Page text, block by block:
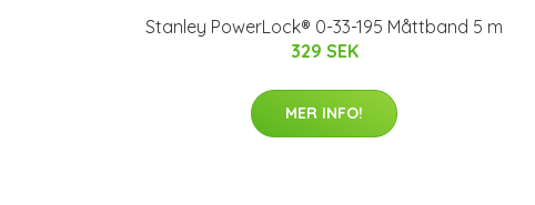
Stanley PowerLock® 0-33-195 Måttband 5 m
329 SEK
MER INFO!